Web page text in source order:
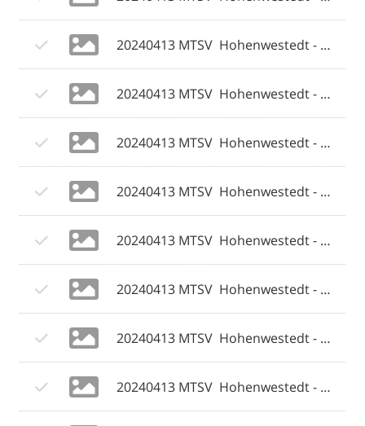
20240413 MTSV  Hohenwestedt - Weiche Flensburg 08 II 043 © 2024 Olaf Wegerich.jpg
20240413 MTSV  Hohenwestedt - Weiche Flensburg 08 II 044 © 2024 Olaf Wegerich.jpg
20240413 MTSV  Hohenwestedt - Weiche Flensburg 08 II 045 © 2024 Olaf Wegerich.jpg
20240413 MTSV  Hohenwestedt - Weiche Flensburg 08 II 046 © 2024 Olaf Wegerich.jpg
20240413 MTSV  Hohenwestedt - Weiche Flensburg 08 II 047 © 2024 Olaf Wegerich.jpg
20240413 MTSV  Hohenwestedt - Weiche Flensburg 08 II 048 © 2024 Olaf Wegerich.jpg
20240413 MTSV  Hohenwestedt - Weiche Flensburg 08 II 049 © 2024 Olaf Wegerich.jpg
20240413 MTSV  Hohenwestedt - Weiche Flensburg 08 II 050 © 2024 Olaf Wegerich.jpg